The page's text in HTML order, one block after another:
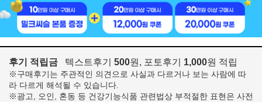
후기 적립금 텍스트후기 500원, 포토후기 1,000원 적립
※구매후기는 주관적인 의견으로 사실과 다르거나 보는 사람에 따
라 다르게 해석될 수 있습니다.
※광고, 오인, 혼동 등 건강기능식품 관련법상 부적절한 표현은 사전